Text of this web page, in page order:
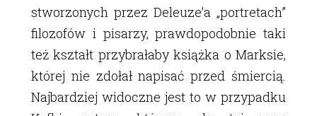
stworzonych przez Deleuzeʼa „portretach”
filozofów i pisarzy, prawdopodobnie taki
też kształt przybrałaby książka o Marksie,
której nie zdołał napisać przed śmiercią.
Najbardziej widoczne jest to w przypadku